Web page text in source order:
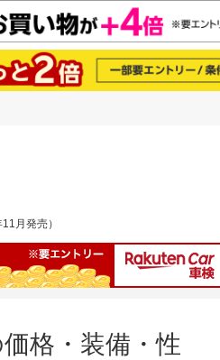
月発売）
格・装備・性